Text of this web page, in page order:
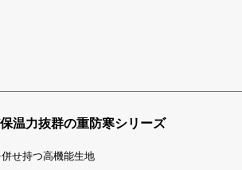
温力抜群の重防寒シリーズ
せ持つ高機能生地